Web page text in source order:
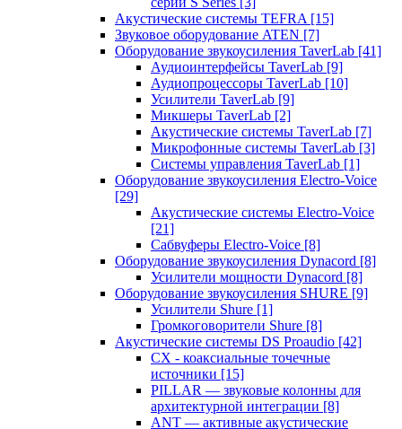
Акустические системы TEFRA [15]
Звуковое оборудование ATEN [7]
Оборудование звукоусиления TaverLab [41]
Аудиоинтерфейсы TaverLab [9]
Аудиопроцессоры TaverLab [10]
Усилители TaverLab [9]
Микшеры TaverLab [2]
Акустические системы TaverLab [7]
Микрофонные системы TaverLab [3]
Системы управления TaverLab [1]
Оборудование звукоусиления Electro-Voice
[29]
Акустические системы Electro-Voice
[21]
Сабвуферы Electro-Voice [8]
Оборудование звукоусиления Dynacord [8]
Усилители мощности Dynacord [8]
Оборудование звукоусиления SHURE [9]
Усилители Shure [1]
Громкоговорители Shure [8]
Акустические системы DS Proaudio [42]
CX - коаксиальные точечные
источники [15]
PILLAR — звуковые колонны для
архитектурной интеграции [8]
ANT — активные акустические